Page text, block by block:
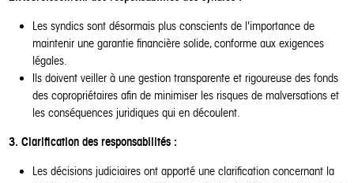
Les syndics sont désormais plus conscients de l'importance de
maintenir une garantie financière solide, conforme aux exigences
légales.
Ils doivent veiller à une gestion transparente et rigoureuse des fonds
des copropriétaires afin de minimiser les risques de malversations et
les conséquences juridiques qui en découlent.
3.Clarification des responsabilités :
Les décisions judiciaires ont apporté une clarification concernant la